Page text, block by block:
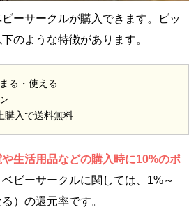
ーサークルが購入できます。ビッ
のような特徴があります。
る・使える
購入で送料無料
生活用品などの購入時に10%のポ
ベビーサークルに関しては、1%～
）の還元率です。